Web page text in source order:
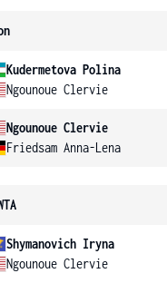
Kudermetova Polina
Ngounoue Clervie
Ngounoue Clervie
Friedsam Anna-Lena
Shymanovich Iryna
Ngounoue Clervie